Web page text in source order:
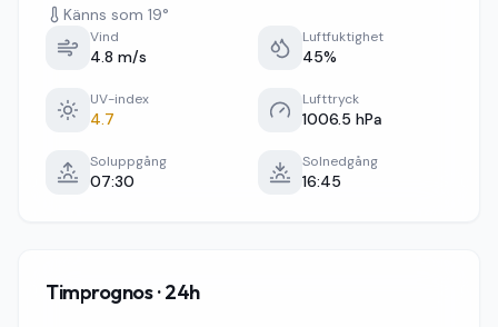
Känns som 19°
Vind
4.8 m/s
Luftfuktighet
45%
UV-index
4.7
Lufttryck
1006.5 hPa
Soluppgång
07:30
Solnedgång
16:45
Timprognos · 24h